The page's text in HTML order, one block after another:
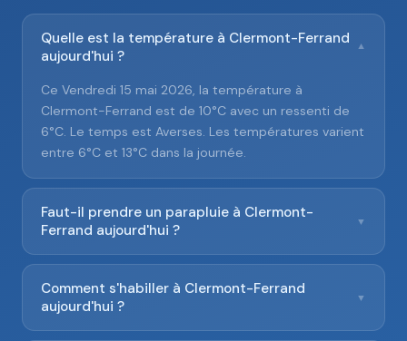
Quelle est la température à Clermont-Ferrand
aujourd'hui ?
▼
Ce Vendredi 15 mai 2026, la température à
Clermont-Ferrand est de 10°C avec un ressenti de
6°C. Le temps est Averses. Les températures varient
entre 6°C et 13°C dans la journée.
Faut-il prendre un parapluie à Clermont-
Ferrand aujourd'hui ?
▼
Comment s'habiller à Clermont-Ferrand
aujourd'hui ?
▼